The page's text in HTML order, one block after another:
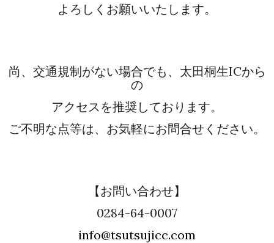
よろしくお願いいたします。
尚、交通規制がない場合でも、太田桐生ICから
の
アクセスを推奨しております。
ご不明な点等は、お気軽にお問合せください。
【お問い合わせ】
0284-64-0007
info@tsutsujicc.com